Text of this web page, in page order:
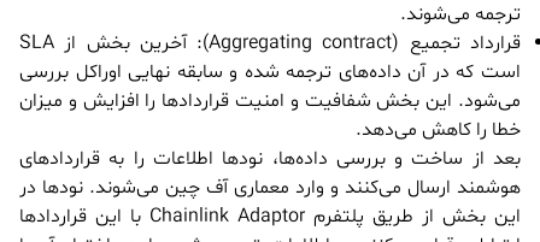
ترجمه می‌شوند.
قرارداد تجمیع (Aggregating contract): آخرین بخش از SLA
است که در آن داده‌های ترجمه شده و سابقه نهایی اوراکل بررسی
می‌شود. این بخش شفافیت و امنیت قراردادها را افزایش و میزان
خطا را کاهش می‌دهد.
بعد از ساخت و بررسی داده‌ها، نودها اطلاعات را به قراردادهای
هوشمند ارسال می‌کنند و وارد معماری آف چین می‌شوند. نودها در
این بخش از طریق پلتفرم Chainlink Adaptor با این قراردادها